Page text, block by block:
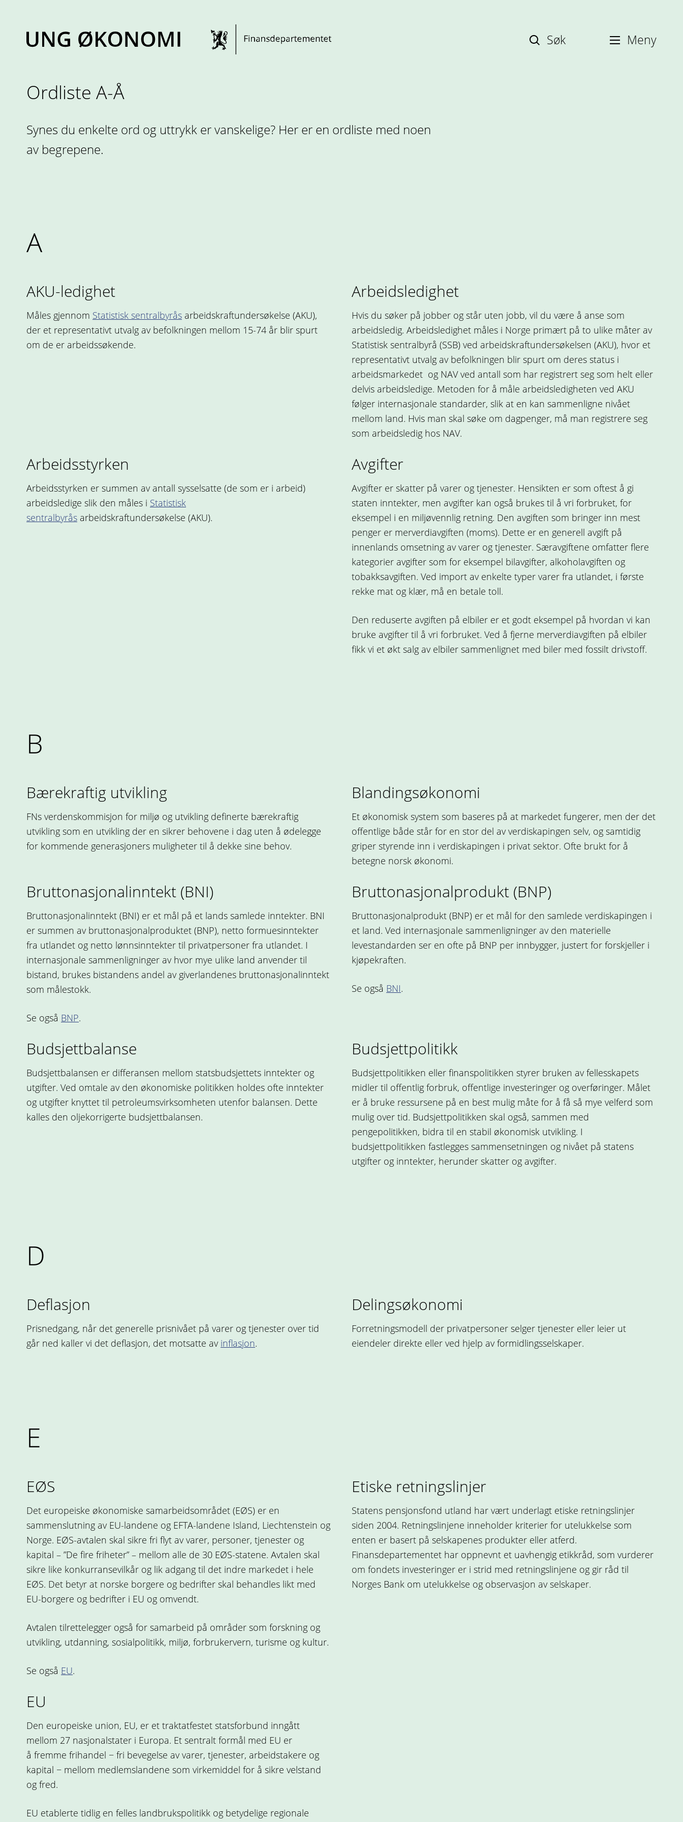
innhold
Søk Meny
Ordliste A-Å
Synes du enkelte ord og uttrykk er vanskelige? Her er en ordliste med noen
av begrepene.
A
AKU-ledighet
Måles gjennom Statistisk sentralbyrås arbeidskraftundersøkelse (AKU),
der et representativt utvalg av befolkningen mellom 15-74 år blir spurt
om de er arbeidssøkende.
Arbeidsledighet
Hvis du søker på jobber og står uten jobb, vil du være å anse som
arbeidsledig. Arbeidsledighet måles i Norge primært på to ulike måter av
Statistisk sentralbyrå (SSB) ved arbeidskraftundersøkelsen (AKU), hvor et
representativt utvalg av befolkningen blir spurt om deres status i
arbeidsmarkedet og NAV ved antall som har registrert seg som helt eller
delvis arbeidsledige. Metoden for å måle arbeidsledigheten ved AKU
følger internasjonale standarder, slik at en kan sammenligne nivået
mellom land. Hvis man skal søke om dagpenger, må man registrere seg
som arbeidsledig hos NAV.
Arbeidsstyrken
Arbeidsstyrken er summen av antall sysselsatte (de som er i arbeid)
arbeidsledige slik den måles i Statistisk
sentralbyrås arbeidskraftundersøkelse (AKU).
Avgifter
Avgifter er skatter på varer og tjenester. Hensikten er som oftest å gi
staten inntekter, men avgifter kan også brukes til å vri forbruket, for
eksempel i en miljøvennlig retning. Den avgiften som bringer inn mest
penger er merverdiavgiften (moms). Dette er en generell avgift på
innenlands omsetning av varer og tjenester. Særavgiftene omfatter flere
kategorier avgifter som for eksempel bilavgifter, alkoholavgiften og
tobakksavgiften. Ved import av enkelte typer varer fra utlandet, i første
rekke mat og klær, må en betale toll.
Den reduserte avgiften på elbiler er et godt eksempel på hvordan vi kan
bruke avgifter til å vri forbruket. Ved å fjerne merverdiavgiften på elbiler
fikk vi et økt salg av elbiler sammenlignet med biler med fossilt drivstoff.
B
Bærekraftig utvikling
FNs verdenskommisjon for miljø og utvikling definerte bærekraftig
utvikling som en utvikling der en sikrer behovene i dag uten å ødelegge
for kommende generasjoners muligheter til å dekke sine behov.
Blandingsøkonomi
Et økonomisk system som baseres på at markedet fungerer, men der det
offentlige både står for en stor del av verdiskapingen selv, og samtidig
griper styrende inn i verdiskapingen i privat sektor. Ofte brukt for å
betegne norsk økonomi.
Bruttonasjonalinntekt (BNI)
Bruttonasjonalinntekt (BNI) er et mål på et lands samlede inntekter. BNI
er summen av bruttonasjonalproduktet (BNP), netto formuesinntekter
fra utlandet og netto lønnsinntekter til privatpersoner fra utlandet. I
internasjonale sammenligninger av hvor mye ulike land anvender til
bistand, brukes bistandens andel av giverlandenes bruttonasjonalinntekt
som målestokk.
Se også BNP.
Bruttonasjonalprodukt (BNP)
Bruttonasjonalprodukt (BNP) er et mål for den samlede verdiskapingen i
et land. Ved internasjonale sammenligninger av den materielle
levestandarden ser en ofte på BNP per innbygger, justert for forskjeller i
kjøpekraften.
Se også BNI.
Budsjettbalanse
Budsjettbalansen er differansen mellom statsbudsjettets inntekter og
utgifter. Ved omtale av den økonomiske politikken holdes ofte inntekter
og utgifter knyttet til petroleumsvirksomheten utenfor balansen. Dette
kalles den oljekorrigerte budsjettbalansen.
Budsjettpolitikk
Budsjettpolitikken eller finanspolitikken styrer bruken av fellesskapets
midler til offentlig forbruk, offentlige investeringer og overføringer. Målet
er å bruke ressursene på en best mulig måte for å få så mye velferd som
mulig over tid. Budsjettpolitikken skal også, sammen med
pengepolitikken, bidra til en stabil økonomisk utvikling. I
budsjettpolitikken fastlegges sammensetningen og nivået på statens
utgifter og inntekter, herunder skatter og avgifter.
D
Deflasjon
Prisnedgang, når det generelle prisnivået på varer og tjenester over tid
går ned kaller vi det deflasjon, det motsatte av inflasjon.
Delingsøkonomi
Forretningsmodell der privatpersoner selger tjenester eller leier ut
eiendeler direkte eller ved hjelp av formidlingsselskaper.
E
EØS
Det europeiske økonomiske samarbeidsområdet (EØS) er en
sammenslutning av EU-landene og EFTA-landene Island, Liechtenstein og
Norge. EØS-avtalen skal sikre fri flyt av varer, personer, tjenester og
kapital – ”De fire friheter” – mellom alle de 30 EØS-statene. Avtalen skal
sikre like konkurransevilkår og lik adgang til det indre markedet i hele
EØS. Det betyr at norske borgere og bedrifter skal behandles likt med
EU-borgere og bedrifter i EU og omvendt.
Avtalen tilrettelegger også for samarbeid på områder som forskning og
utvikling, utdanning, sosialpolitikk, miljø, forbrukervern, turisme og kultur.
Se også EU.
Etiske retningslinjer
Statens pensjonsfond utland har vært underlagt etiske retningslinjer
siden 2004. Retningslinjene inneholder kriterier for utelukkelse som
enten er basert på selskapenes produkter eller atferd.
Finansdepartementet har oppnevnt et uavhengig etikkråd, som vurderer
om fondets investeringer er i strid med retningslinjene og gir råd til
Norges Bank om utelukkelse og observasjon av selskaper.
EU
Den europeiske union, EU, er et traktatfestet statsforbund inngått
mellom 27 nasjonalstater i Europa. Et sentralt formål med EU er
å fremme frihandel − fri bevegelse av varer, tjenester, arbeidstakere og
kapital − mellom medlemslandene som virkemiddel for å sikre velstand
og fred.
EU etablerte tidlig en felles landbrukspolitikk og betydelige regionale